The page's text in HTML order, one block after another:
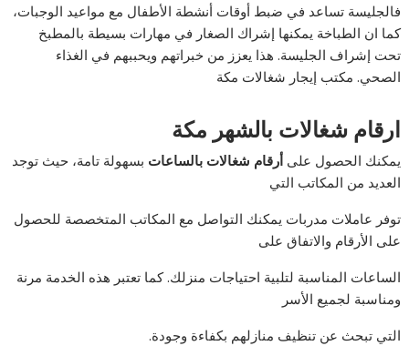
فالجليسة تساعد في ضبط أوقات أنشطة الأطفال مع مواعيد الوجبات،
كما ان الطباخة يمكنها إشراك الصغار في مهارات بسيطة بالمطبخ
تحت إشراف الجليسة. هذا يعزز من خبراتهم ويحببهم في الغذاء
الصحي. مكتب إيجار شغالات مكة
ارقام شغالات بالشهر مكة
يمكنك الحصول علىأرقام شغالات بالساعات بسهولة تامة، حيث توجد
العديد من المكاتب التي
توفر عاملات مدربات يمكنك التواصل مع المكاتب المتخصصة للحصول
على الأرقام والاتفاق على
الساعات المناسبة لتلبية احتياجات منزلك. كما تعتبر هذه الخدمة مرنة
ومناسبة لجميع الأسر
التي تبحث عن تنظيف منازلهم بكفاءة وجودة.